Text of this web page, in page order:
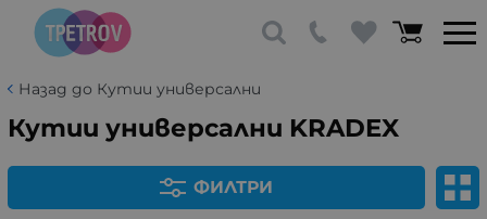
Назад до Кутии универсални
Кутии универсални KRADEX
ФИЛТРИ